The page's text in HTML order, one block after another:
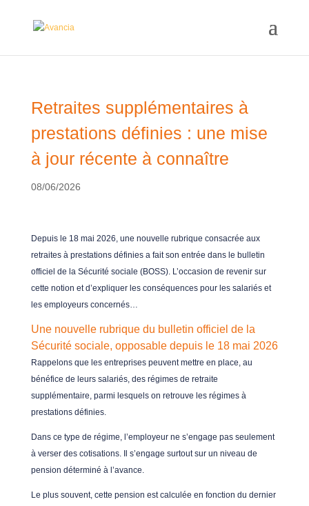
Retraites supplémentaires à
prestations définies : une mise
à jour récente à connaître
08/06/2026
Depuis le 18 mai 2026, une nouvelle rubrique consacrée aux
retraites à prestations définies a fait son entrée dans le bulletin
officiel de la Sécurité sociale (BOSS). L’occasion de revenir sur
cette notion et d’expliquer les conséquences pour les salariés et
les employeurs concernés…
Une nouvelle rubrique du bulletin officiel de la
Sécurité sociale, opposable depuis le 18 mai 2026
Rappelons que les entreprises peuvent mettre en place, au
bénéfice de leurs salariés, des régimes de retraite
supplémentaire, parmi lesquels on retrouve les régimes à
prestations définies.
Dans ce type de régime, l’employeur ne s’engage pas seulement
à verser des cotisations. Il s’engage surtout sur un niveau de
pension déterminé à l’avance.
Le plus souvent, cette pension est calculée en fonction du dernier